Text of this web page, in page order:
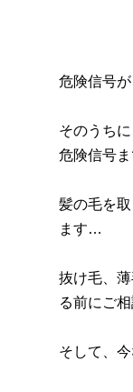
危険信号
そのうち
危険信号ま
髪の毛を
ます…
抜け毛、
る前にご相
そして、今